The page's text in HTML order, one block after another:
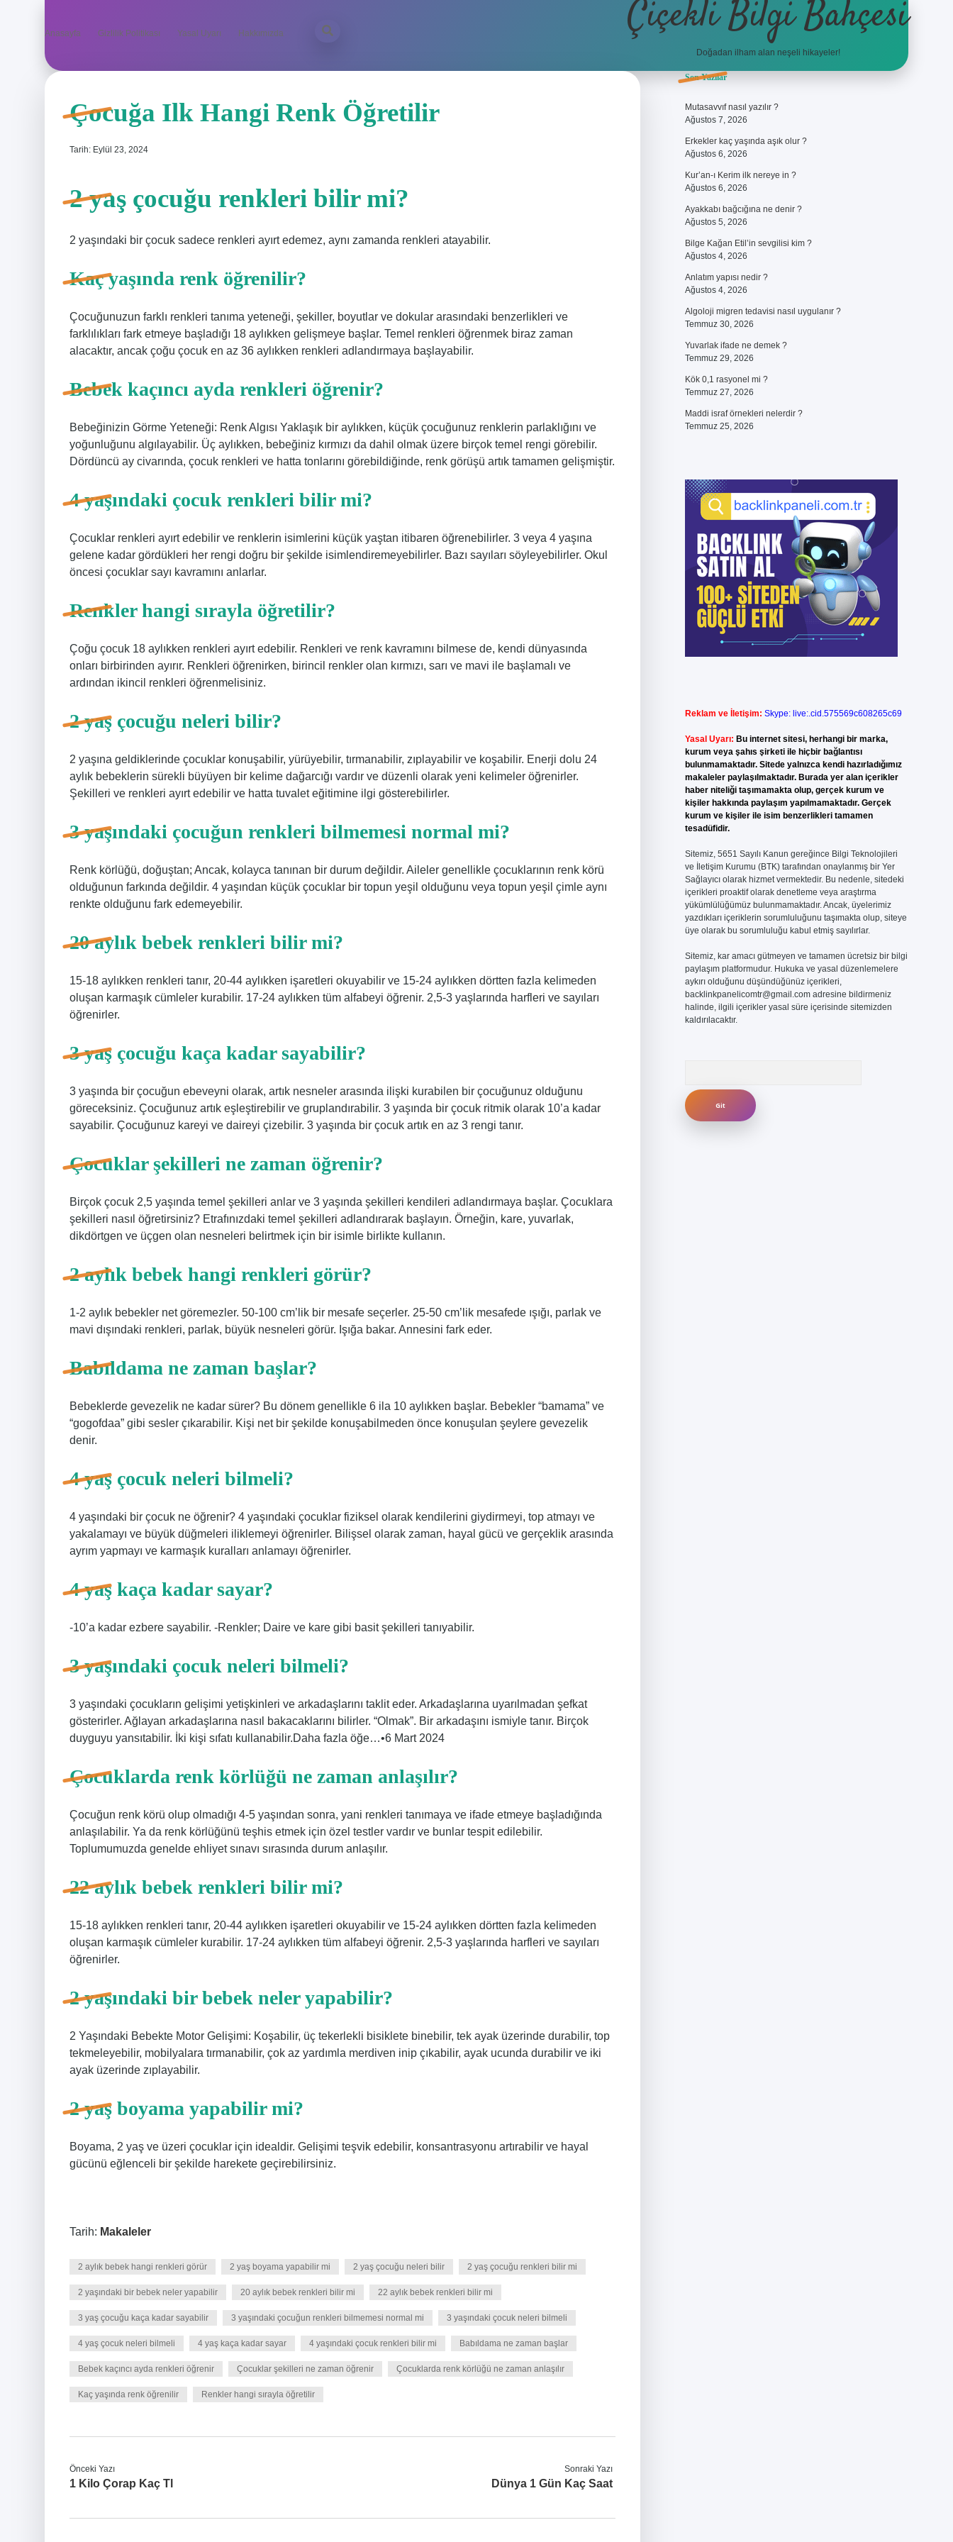
Anasayfa Gizlilik Politikası Yasal Uyarı Hakkımızda Çiçekli Bilgi Bahçesi
Doğadan ilham alan neşeli hikayeler!
Çocuğa Ilk Hangi Renk Öğretilir
Tarih: Eylül 23, 2024
2 yaş çocuğu renkleri bilir mi?
2 yaşındaki bir çocuk sadece renkleri ayırt edemez, aynı zamanda renkleri atayabilir.
Kaç yaşında renk öğrenilir?
Çocuğunuzun farklı renkleri tanıma yeteneği, şekiller, boyutlar ve dokular arasındaki benzerlikleri ve
farklılıkları fark etmeye başladığı 18 aylıkken gelişmeye başlar. Temel renkleri öğrenmek biraz zaman
alacaktır, ancak çoğu çocuk en az 36 aylıkken renkleri adlandırmaya başlayabilir.
Bebek kaçıncı ayda renkleri öğrenir?
Bebeğinizin Görme Yeteneği: Renk Algısı Yaklaşık bir aylıkken, küçük çocuğunuz renklerin parlaklığını ve
yoğunluğunu algılayabilir. Üç aylıkken, bebeğiniz kırmızı da dahil olmak üzere birçok temel rengi görebilir.
Dördüncü ay civarında, çocuk renkleri ve hatta tonlarını görebildiğinde, renk görüşü artık tamamen gelişmiştir.
4 yaşındaki çocuk renkleri bilir mi?
Çocuklar renkleri ayırt edebilir ve renklerin isimlerini küçük yaştan itibaren öğrenebilirler. 3 veya 4 yaşına
gelene kadar gördükleri her rengi doğru bir şekilde isimlendiremeyebilirler. Bazı sayıları söyleyebilirler. Okul
öncesi çocuklar sayı kavramını anlarlar.
Renkler hangi sırayla öğretilir?
Çoğu çocuk 18 aylıkken renkleri ayırt edebilir. Renkleri ve renk kavramını bilmese de, kendi dünyasında
onları birbirinden ayırır. Renkleri öğrenirken, birincil renkler olan kırmızı, sarı ve mavi ile başlamalı ve
ardından ikincil renkleri öğrenmelisiniz.
2 yaş çocuğu neleri bilir?
2 yaşına geldiklerinde çocuklar konuşabilir, yürüyebilir, tırmanabilir, zıplayabilir ve koşabilir. Enerji dolu 24
aylık bebeklerin sürekli büyüyen bir kelime dağarcığı vardır ve düzenli olarak yeni kelimeler öğrenirler.
Şekilleri ve renkleri ayırt edebilir ve hatta tuvalet eğitimine ilgi gösterebilirler.
3 yaşındaki çocuğun renkleri bilmemesi normal mi?
Renk körlüğü, doğuştan; Ancak, kolayca tanınan bir durum değildir. Aileler genellikle çocuklarının renk körü
olduğunun farkında değildir. 4 yaşından küçük çocuklar bir topun yeşil olduğunu veya topun yeşil çimle aynı
renkte olduğunu fark edemeyebilir.
20 aylık bebek renkleri bilir mi?
15-18 aylıkken renkleri tanır, 20-44 aylıkken işaretleri okuyabilir ve 15-24 aylıkken dörtten fazla kelimeden
oluşan karmaşık cümleler kurabilir. 17-24 aylıkken tüm alfabeyi öğrenir. 2,5-3 yaşlarında harfleri ve sayıları
öğrenirler.
3 yaş çocuğu kaça kadar sayabilir?
3 yaşında bir çocuğun ebeveyni olarak, artık nesneler arasında ilişki kurabilen bir çocuğunuz olduğunu
göreceksiniz. Çocuğunuz artık eşleştirebilir ve gruplandırabilir. 3 yaşında bir çocuk ritmik olarak 10’a kadar
sayabilir. Çocuğunuz kareyi ve daireyi çizebilir. 3 yaşında bir çocuk artık en az 3 rengi tanır.
Çocuklar şekilleri ne zaman öğrenir?
Birçok çocuk 2,5 yaşında temel şekilleri anlar ve 3 yaşında şekilleri kendileri adlandırmaya başlar. Çocuklara
şekilleri nasıl öğretirsiniz? Etrafınızdaki temel şekilleri adlandırarak başlayın. Örneğin, kare, yuvarlak,
dikdörtgen ve üçgen olan nesneleri belirtmek için bir isimle birlikte kullanın.
2 aylık bebek hangi renkleri görür?
1-2 aylık bebekler net göremezler. 50-100 cm’lik bir mesafe seçerler. 25-50 cm’lik mesafede ışığı, parlak ve
mavi dışındaki renkleri, parlak, büyük nesneleri görür. Işığa bakar. Annesini fark eder.
Babıldama ne zaman başlar?
Bebeklerde gevezelik ne kadar sürer? Bu dönem genellikle 6 ila 10 aylıkken başlar. Bebekler “bamama” ve
“gogofdaa” gibi sesler çıkarabilir. Kişi net bir şekilde konuşabilmeden önce konuşulan şeylere gevezelik
denir.
4 yaş çocuk neleri bilmeli?
4 yaşındaki bir çocuk ne öğrenir? 4 yaşındaki çocuklar fiziksel olarak kendilerini giydirmeyi, top atmayı ve
yakalamayı ve büyük düğmeleri iliklemeyi öğrenirler. Bilişsel olarak zaman, hayal gücü ve gerçeklik arasında
ayrım yapmayı ve karmaşık kuralları anlamayı öğrenirler.
4 yaş kaça kadar sayar?
-10’a kadar ezbere sayabilir. -Renkler; Daire ve kare gibi basit şekilleri tanıyabilir.
3 yaşındaki çocuk neleri bilmeli?
3 yaşındaki çocukların gelişimi yetişkinleri ve arkadaşlarını taklit eder. Arkadaşlarına uyarılmadan şefkat
gösterirler. Ağlayan arkadaşlarına nasıl bakacaklarını bilirler. “Olmak”. Bir arkadaşını ismiyle tanır. Birçok
duyguyu yansıtabilir. İki kişi sıfatı kullanabilir.Daha fazla öğe…•6 Mart 2024
Çocuklarda renk körlüğü ne zaman anlaşılır?
Çocuğun renk körü olup olmadığı 4-5 yaşından sonra, yani renkleri tanımaya ve ifade etmeye başladığında
anlaşılabilir. Ya da renk körlüğünü teşhis etmek için özel testler vardır ve bunlar tespit edilebilir.
Toplumumuzda genelde ehliyet sınavı sırasında durum anlaşılır.
22 aylık bebek renkleri bilir mi?
15-18 aylıkken renkleri tanır, 20-44 aylıkken işaretleri okuyabilir ve 15-24 aylıkken dörtten fazla kelimeden
oluşan karmaşık cümleler kurabilir. 17-24 aylıkken tüm alfabeyi öğrenir. 2,5-3 yaşlarında harfleri ve sayıları
öğrenirler.
2 yaşındaki bir bebek neler yapabilir?
2 Yaşındaki Bebekte Motor Gelişimi: Koşabilir, üç tekerlekli bisiklete binebilir, tek ayak üzerinde durabilir, top
tekmeleyebilir, mobilyalara tırmanabilir, çok az yardımla merdiven inip çıkabilir, ayak ucunda durabilir ve iki
ayak üzerinde zıplayabilir.
2 yaş boyama yapabilir mi?
Boyama, 2 yaş ve üzeri çocuklar için idealdir. Gelişimi teşvik edebilir, konsantrasyonu artırabilir ve hayal
gücünü eğlenceli bir şekilde harekete geçirebilirsiniz.
Tarih: Makaleler
2 aylık bebek hangi renkleri görür 2 yaş boyama yapabilir mi 2 yaş çocuğu neleri bilir 2 yaş çocuğu renkleri bilir mi
2 yaşındaki bir bebek neler yapabilir 20 aylık bebek renkleri bilir mi 22 aylık bebek renkleri bilir mi
3 yaş çocuğu kaça kadar sayabilir 3 yaşındaki çocuğun renkleri bilmemesi normal mi 3 yaşındaki çocuk neleri bilmeli
4 yaş çocuk neleri bilmeli 4 yaş kaça kadar sayar 4 yaşındaki çocuk renkleri bilir mi Babıldama ne zaman başlar
Bebek kaçıncı ayda renkleri öğrenir Çocuklar şekilleri ne zaman öğrenir Çocuklarda renk körlüğü ne zaman anlaşılır
Kaç yaşında renk öğrenilir Renkler hangi sırayla öğretilir
Önceki Yazı
1 Kilo Çorap Kaç Tl
Sonraki Yazı
Dünya 1 Gün Kaç Saat
Sidebar
Son Yazılar
Mutasavvıf nasıl yazılır ?
Ağustos 7, 2026
Erkekler kaç yaşında aşık olur ?
Ağustos 6, 2026
Kur’an-ı Kerim ilk nereye in ?
Ağustos 6, 2026
Ayakkabı bağcığına ne denir ?
Ağustos 5, 2026
Bilge Kağan Etil’in sevgilisi kim ?
Ağustos 4, 2026
Anlatım yapısı nedir ?
Ağustos 4, 2026
Algoloji migren tedavisi nasıl uygulanır ?
Temmuz 30, 2026
Yuvarlak ifade ne demek ?
Temmuz 29, 2026
Kök 0,1 rasyonel mi ?
Temmuz 27, 2026
Maddi israf örnekleri nelerdir ?
Temmuz 25, 2026
Reklam ve İletişim: Skype: live:.cid.575569c608265c69
Yasal Uyarı: Bu internet sitesi, herhangi bir marka,
kurum veya şahıs şirketi ile hiçbir bağlantısı
bulunmamaktadır. Sitede yalnızca kendi hazırladığımız
makaleler paylaşılmaktadır. Burada yer alan içerikler
haber niteliği taşımamakta olup, gerçek kurum ve
kişiler hakkında paylaşım yapılmamaktadır. Gerçek
kurum ve kişiler ile isim benzerlikleri tamamen
tesadüfidir.
Sitemiz, 5651 Sayılı Kanun gereğince Bilgi Teknolojileri
ve İletişim Kurumu (BTK) tarafından onaylanmış bir Yer
Sağlayıcı olarak hizmet vermektedir. Bu nedenle, sitedeki
içerikleri proaktif olarak denetleme veya araştırma
yükümlülüğümüz bulunmamaktadır. Ancak, üyelerimiz
yazdıkları içeriklerin sorumluluğunu taşımakta olup, siteye
üye olarak bu sorumluluğu kabul etmiş sayılırlar.
Sitemiz, kar amacı gütmeyen ve tamamen ücretsiz bir bilgi
paylaşım platformudur. Hukuka ve yasal düzenlemelere
aykırı olduğunu düşündüğünüz içerikleri,
backlinkpanelicomtr@gmail.comadresine bildirmeniz
halinde, ilgili içerikler yasal süre içerisinde sitemizden
kaldırılacaktır.